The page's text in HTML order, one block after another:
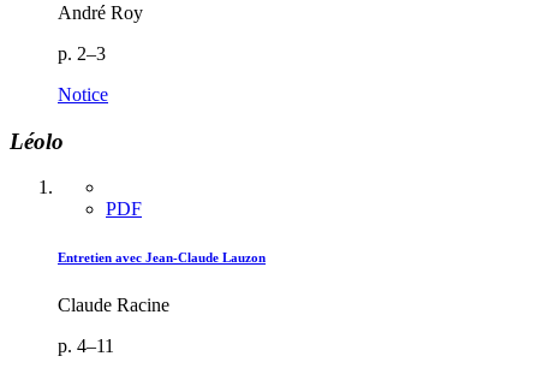
André Roy
p. 2–3
Notice
Léolo
PDF
Entretien avec Jean-Claude Lauzon
Claude Racine
p. 4–11